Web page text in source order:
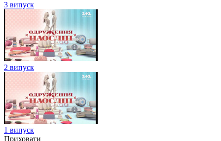
3 випуск
2 випуск
1 випуск
Приховати